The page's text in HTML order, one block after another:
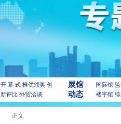
开 幕 式 推优颁奖 创
新评比 外贸洽谈
展馆
动态
国际馆
楼宇馆
正文